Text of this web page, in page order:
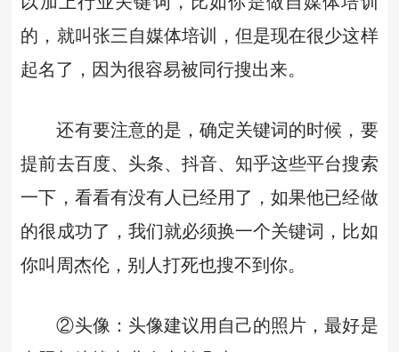
的，就叫张三自媒体培训，但是现在很少这样
起名了，因为很容易被同行搜出来。
还有要注意的是，确定关键词的时候，要
提前去百度、头条、抖音、知乎这些平台搜索
一下，看看有没有人已经用了，如果他已经做
的很成功了，我们就必须换一个关键词，比如
你叫周杰伦，别人打死也搜不到你。
②头像：头像建议用自己的照片，最好是